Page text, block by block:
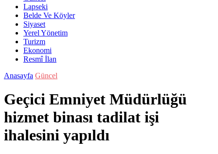
Lapseki
Belde Ve Köyler
Siyaset
Yerel Yönetim
Turizm
Ekonomi
Resmî İlan
Anasayfa Güncel
Geçici Emniyet Müdürlüğü
hizmet binası tadilat işi
ihalesini yapıldı